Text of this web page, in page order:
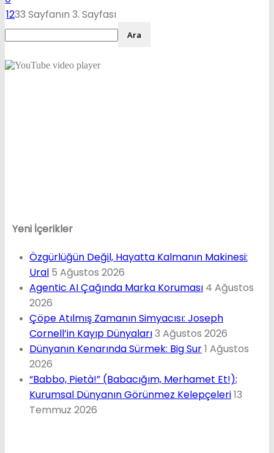
1233 Sayfanın 3. Sayfası
Yeni İçerikler
Özgürlüğün Değil, Hayatta Kalmanın Makinesi:
Ural 5 Ağustos 2026
Agentic AI Çağında Marka Koruması 4 Ağustos
2026
Çöpe Atılmış Zamanın Simyacısı: Joseph
Cornell’in Kayıp Dünyaları3 Ağustos 2026
Dünyanın Kenarında Sürmek: Big Sur1 Ağustos
2026
“Babbo, Pietà!” (Babacığım, Merhamet Et!);
Kurumsal Dünyanın Görünmez Kelepçeleri13
Temmuz 2026